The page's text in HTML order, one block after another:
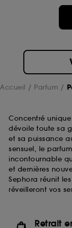
Accueil Parfum
Concentré
dévoile toute sa
et sa puissance
sensuel, le
incontournable
et dernières
Sephora réunit
réveilleront vos
Retrait
de ces
choix" ci-
Sephora
collectées ou
ou en
sur "continuer
souhaitez